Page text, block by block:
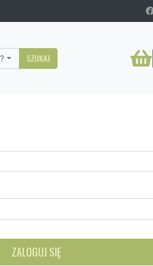
SZUKAJ
ZALOGUJ SIĘ